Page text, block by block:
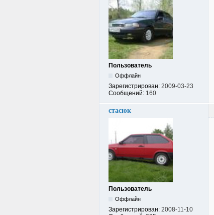
Пользователь
Оффлайн
Зарегистрирован: 2009-03-23
Сообщений: 160
стасюк
Пользователь
Оффлайн
Зарегистрирован: 2008-11-10